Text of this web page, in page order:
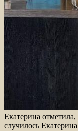
Екатерина
случилось